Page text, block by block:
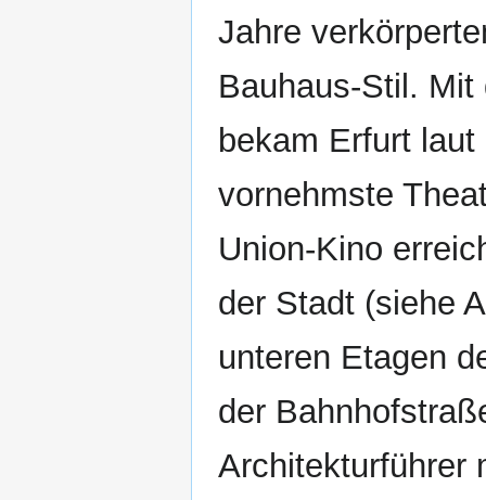
Jahre
Bauhaus-Stil.
bekam Erfurt
vornehmste
Union-Kino
der Stadt (siehe
unteren Etagen
der
Architekturführer